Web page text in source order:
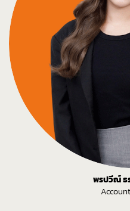
พรปวีณ์ ธ